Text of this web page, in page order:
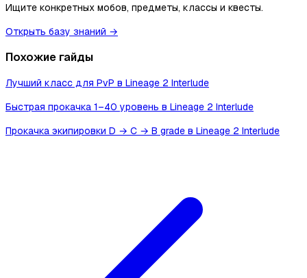
Ищите конкретных мобов, предметы, классы и квесты.
Открыть базу знаний →
Похожие гайды
Лучший класс для PvP в Lineage 2 Interlude
Быстрая прокачка 1–40 уровень в Lineage 2 Interlude
Прокачка экипировки D → C → B grade в Lineage 2 Interlude